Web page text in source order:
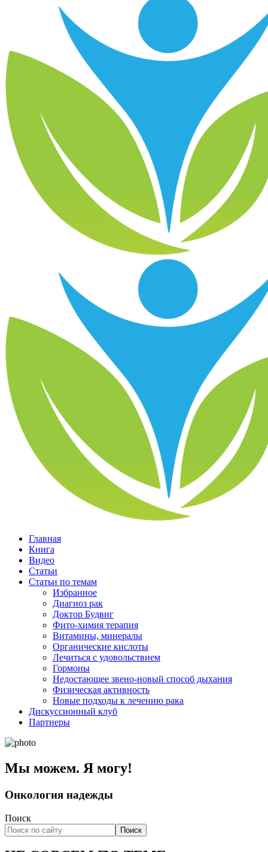
Главная
Книга
Видео
Статьи
Статьи по темам
Избранное
Диагноз рак
Доктор Будвиг
Фито-химия терапия
Витамины, минералы
Органические кислоты
Лечиться с удовольствием
Гормоны
Недостающее звено-новый способ дыхания
Физическая активность
Новые подходы к лечению рака
Дискуссионный клуб
Партнеры
Мы можем. Я могу!
Онкология надежды
Поиск
Поиск